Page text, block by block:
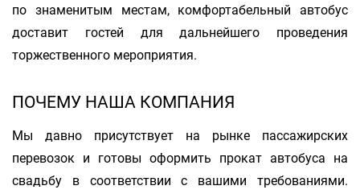
по знаменитым местам, комфортабельный автобус
доставит гостей для дальнейшего проведения
торжественного мероприятия.
ПОЧЕМУ НАША КОМПАНИЯ
Мы давно присутствует на рынке пассажирских
перевозок и готовы оформить прокат автобуса на
свадьбу в соответствии с вашими требованиями.